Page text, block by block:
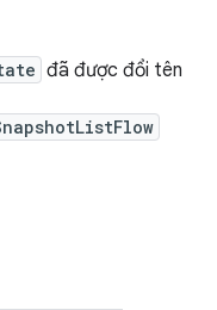
đã được đổi tên